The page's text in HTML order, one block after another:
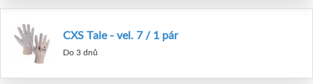
CXS Tale - vel. 7 / 1 pár
Do 3 dnů